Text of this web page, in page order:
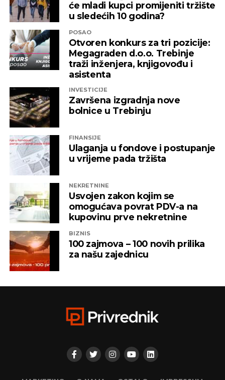
će mladi kupci promijeniti tržište
u sledećih 10 godina?
POSAO
Otvoren konkurs za tri pozicije:
Megagraden d.o.o. Trebinje
traži inženjera, knjigovođu i
asistenta
INVESTICIJE
Završena izgradnja nove
bolnice u Trebinju
FINANSIJE
Ulaganja u fondove i postupanje
u vrijeme pada tržišta
NEKRETNINE
Usvojen zakon kojim se
omogućava povrat PDV-a na
kupovinu prve nekretnine
BIZNIS
100 zajmova – 100 novih prilika
za našu zajednicu